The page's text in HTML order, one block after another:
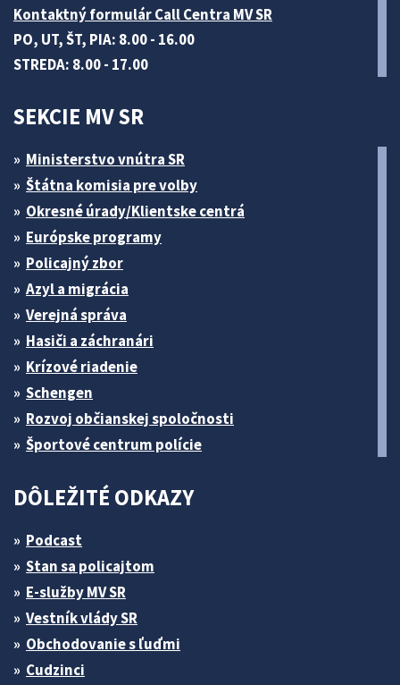
Kontaktný formulár Call Centra MV SR
PO, UT, ŠT, PIA: 8.00 - 16.00
STREDA: 8.00 - 17.00
SEKCIE MV SR
Ministerstvo vnútra SR
Štátna komisia pre volby
Okresné úrady/Klientske centrá
Európske programy
Policajný zbor
Azyl a migrácia
Verejná správa
Hasiči a záchranári
Krízové riadenie
Schengen
Rozvoj občianskej spoločnosti
Športové centrum polície
DÔLEŽITÉ ODKAZY
Podcast
Stan sa policajtom
E-služby MV SR
Vestník vlády SR
Obchodovanie s ľuďmi
Cudzinci